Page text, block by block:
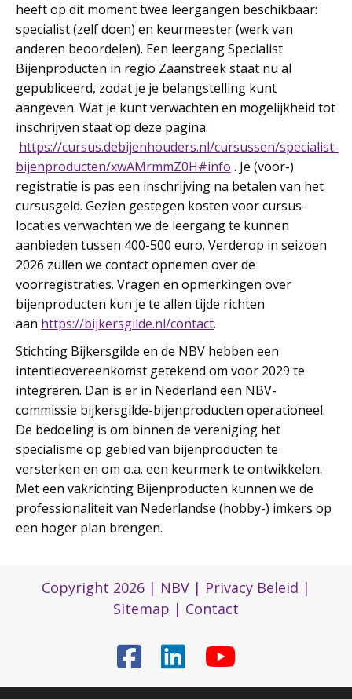
heeft op dit moment twee leergangen beschikbaar:
specialist (zelf doen) en keurmeester (werk van
anderen beoordelen). Een leergang Specialist
Bijenproducten in regio Zaanstreek staat nu al
gepubliceerd, zodat je je belangstelling kunt
aangeven. Wat je kunt verwachten en mogelijkheid tot
inschrijven staat op deze pagina:
https://cursus.debijenhouders.nl/cursussen/specialist-
bijenproducten/xwAMrmmZ0H#info . Je (voor-)
registratie is pas een inschrijving na betalen van het
cursusgeld. Gezien gestegen kosten voor cursus-
locaties verwachten we de leergang te kunnen
aanbieden tussen 400-500 euro. Verderop in seizoen
2026 zullen we contact opnemen over de
voorregistraties. Vragen en opmerkingen over
bijenproducten kun je te allen tijde richten
aan https://bijkersgilde.nl/contact.
Stichting Bijkersgilde en de NBV hebben een
intentieovereenkomst getekend om voor 2029 te
integreren. Dan is er in Nederland een NBV-
commissie bijkersgilde-bijenproducten operationeel.
De bedoeling is om binnen de vereniging het
specialisme op gebied van bijenproducten te
versterken en om o.a. een keurmerk te ontwikkelen.
Met een vakrichting Bijenproducten kunnen we de
professionaliteit van Nederlandse (hobby-) imkers op
een hoger plan brengen.
Copyright 2026 | NBV | Privacy Beleid |
Sitemap | Contact